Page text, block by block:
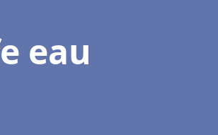
eau